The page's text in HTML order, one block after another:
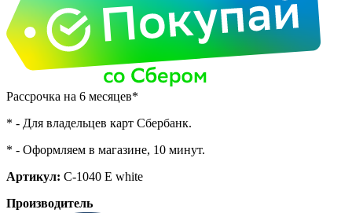
Рассрочка на 6 месяцев*
* - Для владельцев карт Сбербанк.
* - Оформляем в магазине, 10 минут.
Артикул: C-1040 E white
Производитель